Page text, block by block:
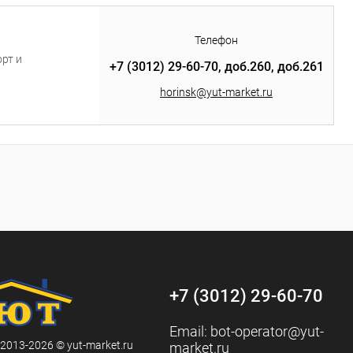
70:
и
Телефон
+7 (3012) 29-60-70, доб.260, доб.261
horinsk@yut-market.ru
2026 © yut-market.ru
+7 (3012) 29-60-70
Email: bot-operator@yut-
market.ru